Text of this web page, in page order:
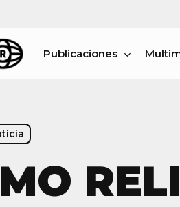
Publicaciones